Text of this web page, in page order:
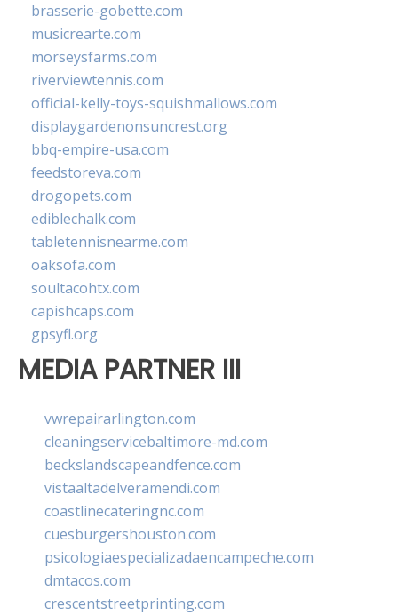
brasserie-gobette.com
musicrearte.com
morseysfarms.com
riverviewtennis.com
official-kelly-toys-squishmallows.com
displaygardenonsuncrest.org
bbq-empire-usa.com
feedstoreva.com
drogopets.com
ediblechalk.com
tabletennisnearme.com
oaksofa.com
soultacohtx.com
capishcaps.com
gpsyfl.org
MEDIA PARTNER III
vwrepairarlington.com
cleaningservicebaltimore-md.com
beckslandscapeandfence.com
vistaaltadelveramendi.com
coastlinecateringnc.com
cuesburgershouston.com
psicologiaespecializadaencampeche.com
dmtacos.com
crescentstreetprinting.com